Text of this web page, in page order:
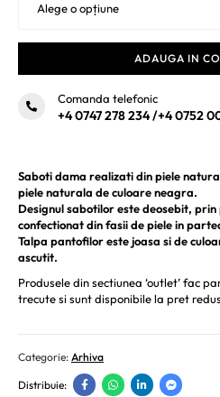
ADAUGA IN
Comanda telefonic
+4 0747 278 234/+4 0752
Saboti dama realizati din piele
piele naturala de culoare neagra.
Designul sabotilor este deosebit,
confectionat din fasii de piele in
Talpa pantofilor este joasa si de
ascutit.
Produsele din sectiunea ‘outlet’ fac
trecute si sunt disponibile la pret
Categorie: Arhiva
Distribuie: